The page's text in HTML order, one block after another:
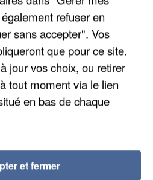
refuser en
sans accepter". Vos
que pour ce site.
jour vos choix, ou retirer
tout moment via le lien
en bas de chaque
et fermer